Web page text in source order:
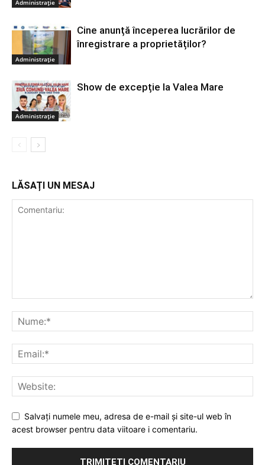
Administrație
Administrație
Cine anunță începerea lucrărilor de
înregistrare a proprietăților?
Administrație
Show de excepție la Valea Mare
LĂSAȚI UN MESAJ
Salvați numele meu, adresa de e-mail și site-ul web în
acest browser pentru data viitoare i comentariu.